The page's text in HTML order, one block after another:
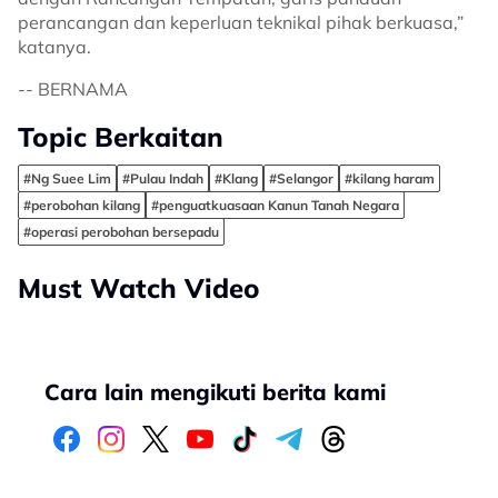
perancangan dan keperluan teknikal pihak berkuasa,”
katanya.
-- BERNAMA
Topic Berkaitan
#Ng Suee Lim #Pulau Indah #Klang #Selangor
#kilang haram
#perobohan kilang
#penguatkuasaan Kanun Tanah Negara
#operasi perobohan bersepadu
Must Watch Video
Cara lain mengikuti berita kami